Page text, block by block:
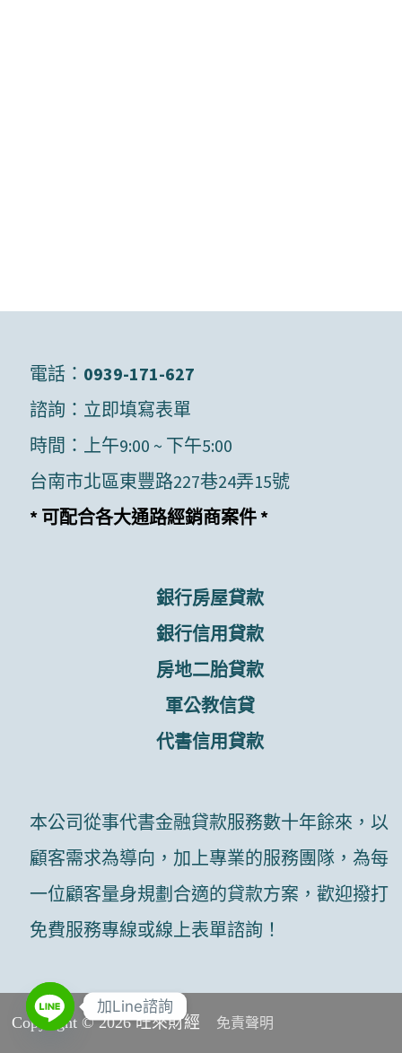
電話： 0939-171-627
諮詢： 立即填寫表單
時間：上午9:00 ~ 下午5:00
台南市北區東豐路227巷24弄15號
* 可配合各大通路經銷商案件 *
銀行房屋貸款
銀行信用貸款
房地二胎貸款
軍公教信貸
代書信用貸款
本公司從事代書金融貸款服務數十年餘來，以
顧客需求為導向，加上專業的服務團隊，為每
一位顧客量身規劃合適的貸款方案，歡迎撥打
免費服務專線或線上表單諮詢！
Copyright © 2026 旺來財經 免責聲明
加Line諮詢